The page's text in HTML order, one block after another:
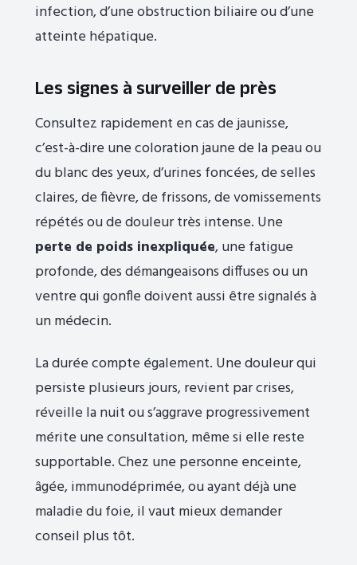
infection, d’une obstruction biliaire ou d’une
atteinte hépatique.
Les signes à surveiller de près
Consultez rapidement en cas de jaunisse,
c’est-à-dire une coloration jaune de la peau ou
du blanc des yeux, d’urines foncées, de selles
claires, de fièvre, de frissons, de vomissements
répétés ou de douleur très intense. Une
perte de poids inexpliquée, une fatigue
profonde, des démangeaisons diffuses ou un
ventre qui gonfle doivent aussi être signalés à
un médecin.
La durée compte également. Une douleur qui
persiste plusieurs jours, revient par crises,
réveille la nuit ou s’aggrave progressivement
mérite une consultation, même si elle reste
supportable. Chez une personne enceinte,
âgée, immunodéprimée, ou ayant déjà une
maladie du foie, il vaut mieux demander
conseil plus tôt.